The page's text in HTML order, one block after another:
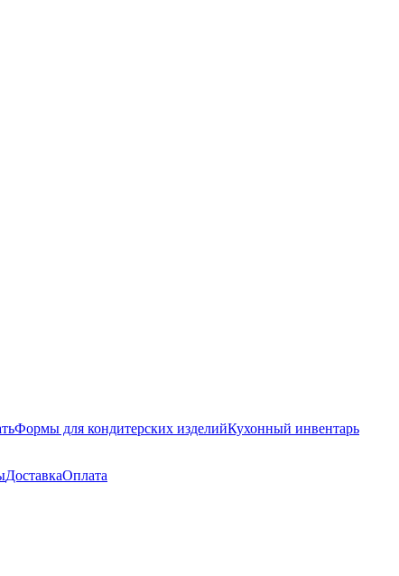
Формы для кондитерских изделийКухонный инвентарь
ДоставкаОплата